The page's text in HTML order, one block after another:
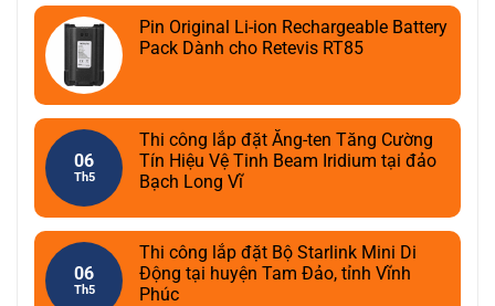
Pin Original Li-ion Rechargeable Battery
Pack Dành cho Retevis RT85
06
Th5
Thi công lắp đặt Ăng-ten Tăng Cường
Tín Hiệu Vệ Tinh Beam Iridium tại đảo
Bạch Long Vĩ
06
Th5
Thi công lắp đặt Bộ Starlink Mini Di
Động tại huyện Tam Đảo, tỉnh Vĩnh
Phúc